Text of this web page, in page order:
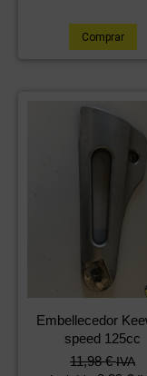
Comprar
Embellecedor
speed 125cc
11,98€ IVA